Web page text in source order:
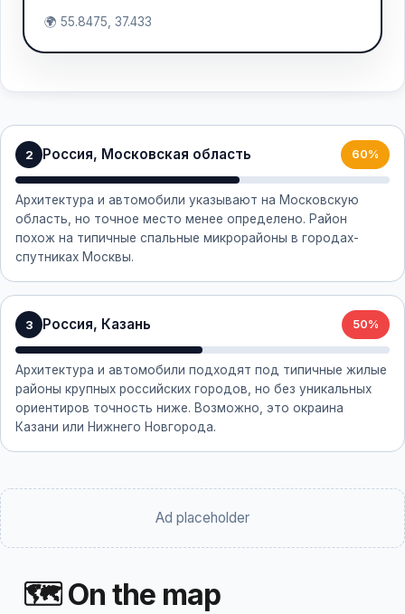
🌍 55.8475, 37.433
2 Россия, Московская область 60%
Архитектура и автомобили указывают на Московскую
область, но точное место менее определено. Район
похож на типичные спальные микрорайоны в городах-
спутниках Москвы.
3 Россия, Казань 50%
Архитектура и автомобили подходят под типичные жилые
районы крупных российских городов, но без уникальных
ориентиров точность ниже. Возможно, это окраина
Казани или Нижнего Новгорода.
Ad placeholder
🗺 On the map